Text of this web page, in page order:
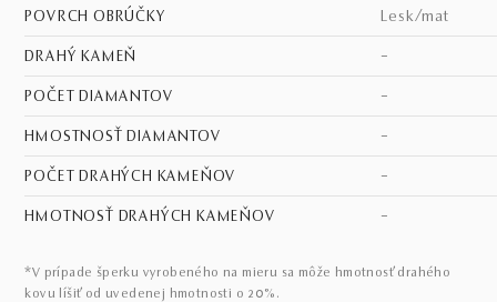
POVRCH OBRÚČKY lesk/mat
DRAHÝ KAMEŇ –
POČET DIAMANTOV –
HMOSTNOSŤ DIAMANTOV –
POČET DRAHÝCH KAMEŇOV –
HMOTNOSŤ DRAHÝCH KAMEŇOV –
*V prípade šperku vyrobeného na mieru sa môže hmotnosť drahého
kovu líšiť od uvedenej hmotnosti o 20%.